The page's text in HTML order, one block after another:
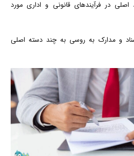
اصلی در فرآیندهای قانونی و اداری مورد
و مدارک به روسی به چند دسته اصلی